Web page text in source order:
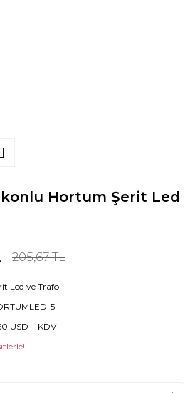
Hortum Şerit Led
205,67 TL
Led ve Trafo
5
USD + KDV